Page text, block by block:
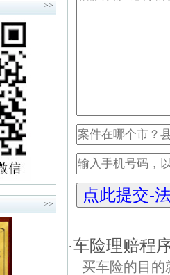
>>
>>
·车险理赔程
买车险的目的